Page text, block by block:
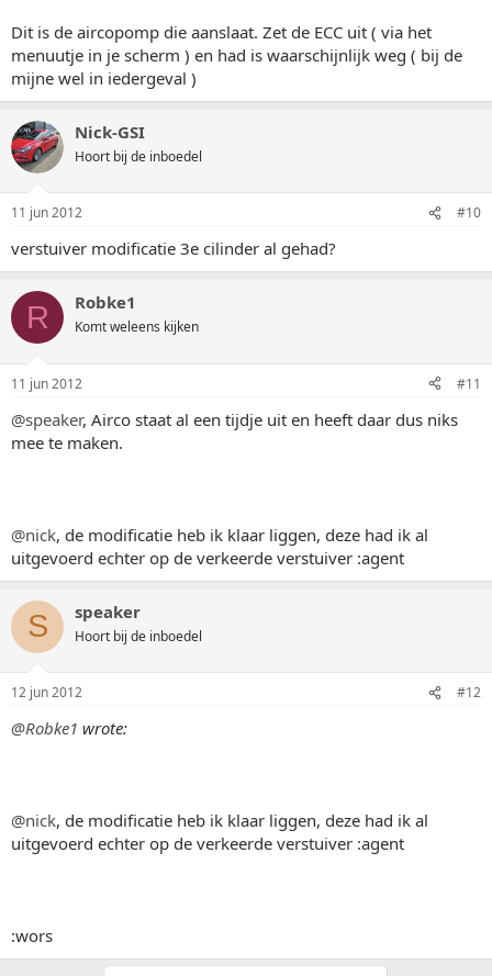
Dit is de aircopomp die aanslaat. Zet de ECC uit ( via het
menuutje in je scherm ) en had is waarschijnlijk weg ( bij de
mijne wel in iedergeval )
Nick-GSI
Hoort bij de inboedel
11 jun 2012 #10
verstuiver modificatie 3e cilinder al gehad?
R Robke1
Komt weleens kijken
11 jun 2012 #11
@speaker, Airco staat al een tijdje uit en heeft daar dus niks
mee te maken.
@nick, de modificatie heb ik klaar liggen, deze had ik al
uitgevoerd echter op de verkeerde verstuiver :agent
S speaker
Hoort bij de inboedel
12 jun 2012 #12
@Robke1 wrote:
@nick, de modificatie heb ik klaar liggen, deze had ik al
uitgevoerd echter op de verkeerde verstuiver :agent
:wors